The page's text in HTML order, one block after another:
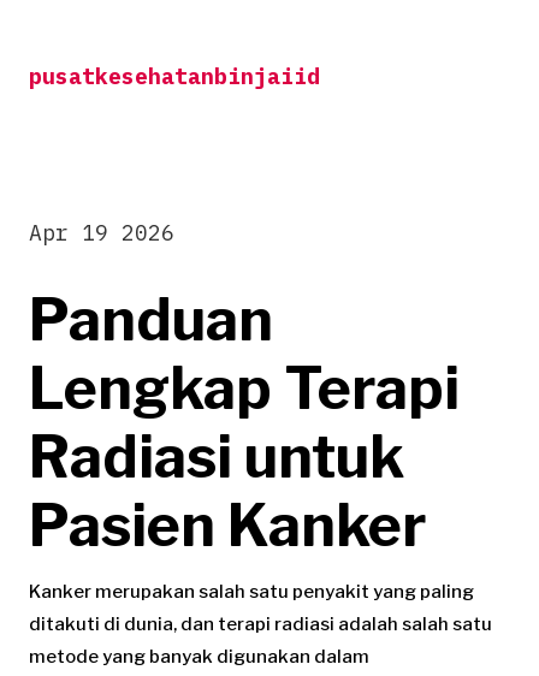
contentpusatkesehatanbinjaiid
Panduan
Lengkap Terapi
Radiasi untuk
Pasien Kanker
Apr 19 2026
Kanker merupakan salah satu penyakit yang paling
ditakuti di dunia, dan terapi radiasi adalah salah satu
metode yang banyak digunakan dalam